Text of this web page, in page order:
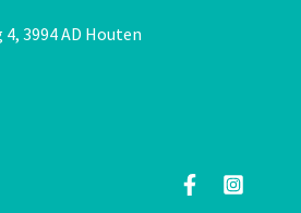
3994 AD Houten